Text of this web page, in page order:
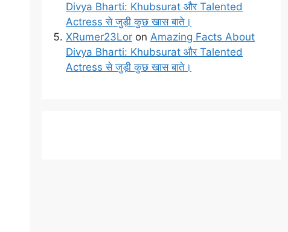
Divya Bharti: Khubsurat और Talented
Actress से जुड़ी कुछ खास बाते।
XRumer23Lor on Amazing Facts About
Divya Bharti: Khubsurat और Talented
Actress से जुड़ी कुछ खास बाते।